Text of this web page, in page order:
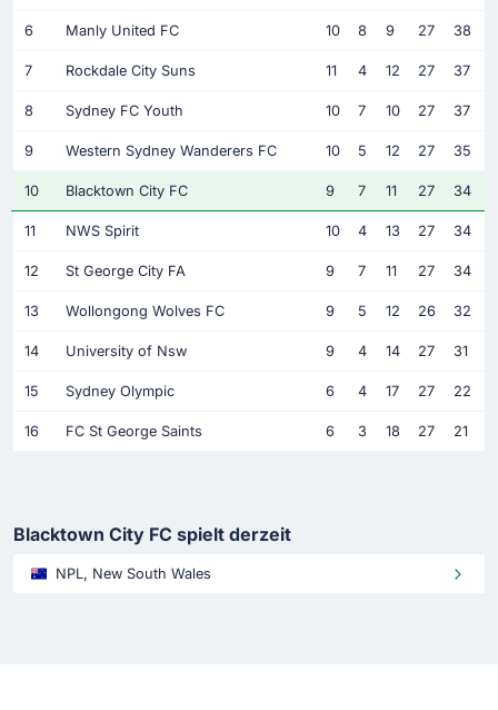
6 Manly United FC 10 8 9 27 38
7 Rockdale City Suns 11 4 12 27 37
8 Sydney FC Youth 10 7 10 27 37
9 Western Sydney Wanderers FC 10 5 12 27 35
10 Blacktown City FC 9 7 11 27 34
11 NWS Spirit 10 4 13 27 34
12 St George City FA 9 7 11 27 34
13 Wollongong Wolves FC 9 5 12 26 32
14 University of Nsw 9 4 14 27 31
15 Sydney Olympic 6 4 17 27 22
16 FC St George Saints 6 3 18 27 21
Blacktown City FC spielt derzeit
NPL, New South Wales